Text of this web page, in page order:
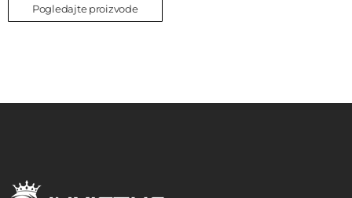
Pogledajte proizvode